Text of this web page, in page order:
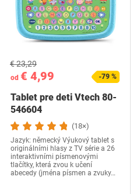
od € 4,99
€ 23,29
-79 %
Tablet pre deti Vtech 80-
546604
(18×)
Jazyk: německý Výukový tablet s
originálními hlasy z TV série a 26
interaktivními písmenovými
tlačítky, která zvou k učení
abecedy (jména písmen a zvuky…